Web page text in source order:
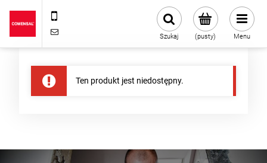
(pusty)
Szukaj Menu
Ten produkt jest niedostępny.